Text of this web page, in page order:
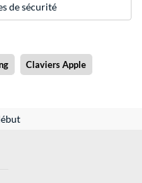
de sécurité
Claviers Apple